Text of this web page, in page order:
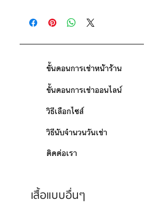
M,L,XLติดต่อร้านเพื่อสอบถามราคา
ดูแผนที่ร้าน
ขั้นตอนการเช่าหน้าร้าน
ขั้นตอนการเช่าออนไลน์
วิธีเลือกไซส์
วิธีนับจำนวนวันเช่า
ติดต่อเรา
เสื้อแบบอื่นๆ